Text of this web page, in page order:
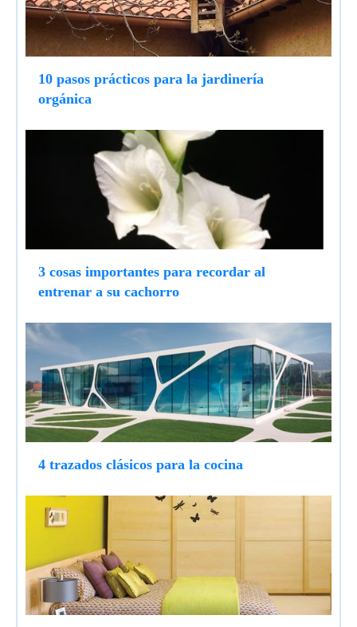
10 pasos prácticos para la jardinería
orgánica
3 cosas importantes para recordar al
entrenar a su cachorro
4 trazados clásicos para la cocina